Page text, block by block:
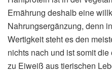
Ernährung deshalb eine
Nahrungsergänzung, denn
Wertigkeit steht es den
nichts nach und ist somit
zu Eiweiß aus tierischen